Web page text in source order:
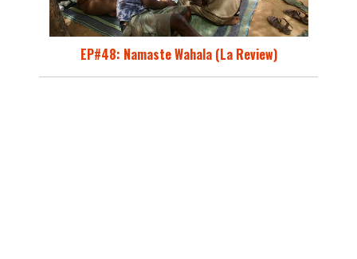
EP#48: Namaste Wahala (La Review)